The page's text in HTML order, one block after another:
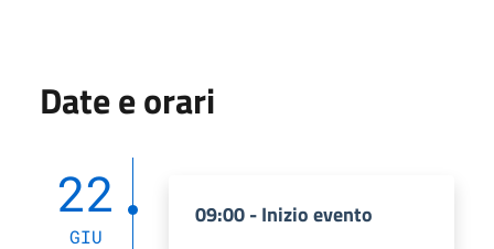
Date e orari
22
GIU
09:00 - Inizio evento